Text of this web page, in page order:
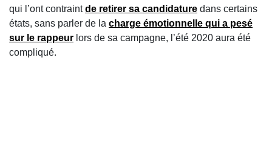
qui l’ont contraintde retirer sa candidature dans certains
états, sans parler de la charge émotionnelle qui a pesé
sur le rappeur lors de sa campagne, l’été 2020 aura été
compliqué.